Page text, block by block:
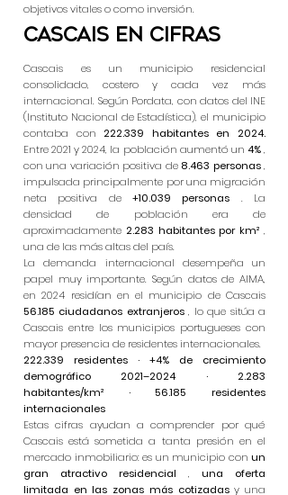
objetivos vitales o como inversión.
Cascais en cifras
Cascais es un municipio residencial
consolidado, costero y cada vez más
internacional. Según Pordata, con datos del INE
(Instituto Nacional de Estadística), el municipio
contaba con 222.339 habitantes en 2024.
Entre 2021 y 2024, la población aumentó un 4%,
con una variación positiva de 8.463 personas,
impulsada principalmente por una migración
neta positiva de +10.039 personas . La
densidad de población era de
aproximadamente 2.283 habitantes por km² ,
una de las más altas del país.
La demanda internacional desempeña un
papel muy importante. Según datos de AIMA,
en 2024 residían en el municipio de Cascais
56.185 ciudadanos extranjeros, lo que sitúa a
Cascais entre los municipios portugueses con
mayor presencia de residentes internacionales.
222.339 residentes · +4% de crecimiento
demográfico 2021–2024 · 2.283
habitantes/km² · 56.185 residentes
internacionales
Estas cifras ayudan a comprender por qué
Cascais está sometida a tanta presión en el
mercado inmobiliario: es un municipio con un
gran atractivo residencial , una oferta
limitada en las zonas más cotizadasy una